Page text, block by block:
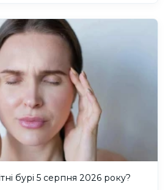
бурі 5 серпня 2026 року?